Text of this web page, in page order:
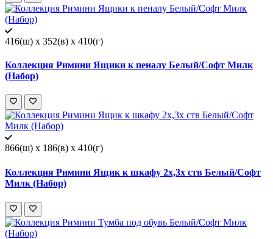
416(ш) x 352(в) x 410(г)
Коллекция Римини Ящики к пеналу Белый/Софт Милк
(Набор)
866(ш) x 186(в) x 410(г)
Коллекция Римини Ящик к шкафу 2х,3х ств Белый/Софт
Милк (Набор)